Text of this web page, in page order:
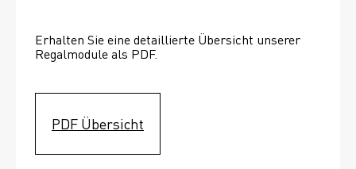
Erhalten Sie eine detaillierte Übersicht unserer
Regalmodule als PDF.
PDF Übersicht